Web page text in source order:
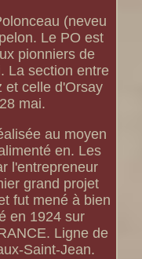
(neveu
Le PO est
pionniers de
La section entre
et celle d'Orsay
mai.
au moyen
en. Les
l'entrepreneur
grand projet
fut mené à bien
en 1924 sur
Ligne de
Saint-Jean.